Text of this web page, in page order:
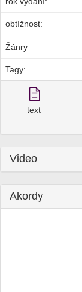
obtížnost:
Žánry
Tagy:
text
Video
Akordy